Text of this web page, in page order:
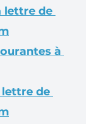
lettre de
à
lettre de